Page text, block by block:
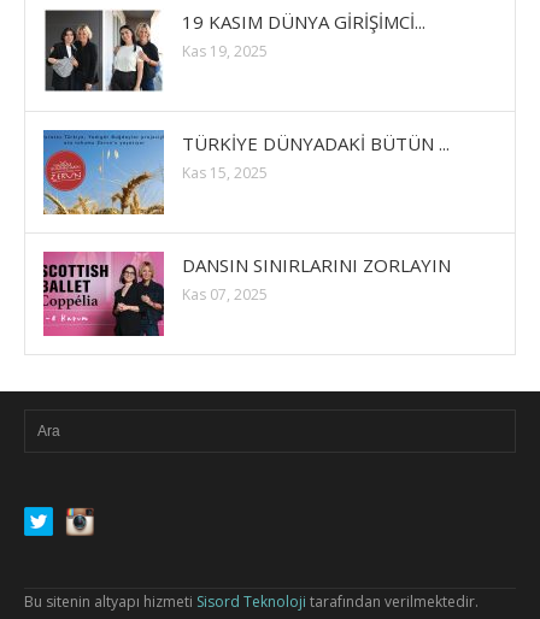
19 KASIM DÜNYA GİRİŞİMCİ...
Kas 19, 2025
TÜRKİYE DÜNYADAKİ BÜTÜN ...
Kas 15, 2025
DANSIN SINIRLARINI ZORLAYIN
Kas 07, 2025
Bu sitenin altyapı hizmeti Sisord Teknoloji tarafından verilmektedir.